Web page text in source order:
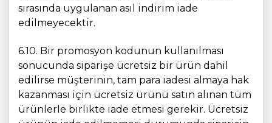
sırasında uygulanan asıl indirim iade
edilmeyecektir.
6.10. Bir promosyon kodunun kullanılması
sonucunda siparişe ücretsiz bir ürün dahil
edilirse müşterinin, tam para iadesi almaya hak
kazanması için ücretsiz ürünü satın alınan tüm
ürünlerle birlikte iade etmesi gerekir. Ücretsiz